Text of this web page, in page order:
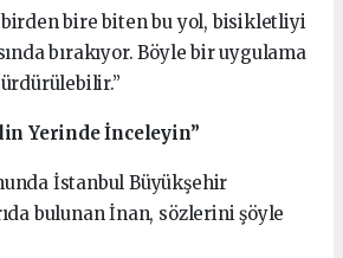
bire biten bu yol, bisikletliyi
bırakıyor. Böyle bir uygulama
Yerinde İnceleyin”
İstanbul Büyükşehir
bulunan İnan, sözlerini şöyle